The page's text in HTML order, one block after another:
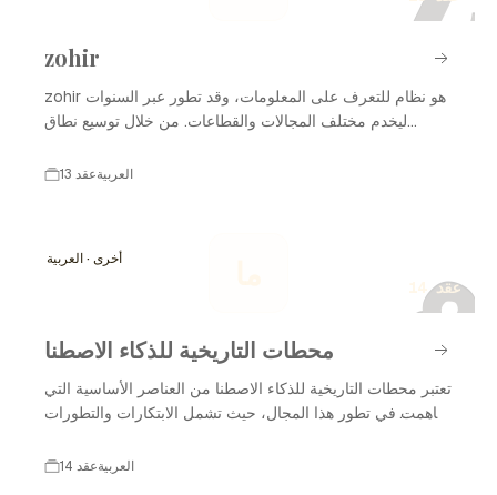
zohir
zohir هو نظام للتعرف على المعلومات، وقد تطور عبر السنوات
ليخدم مختلف المجالات والقطاعات. من خلال توسيع نطاق
نشأت أفكار جديدة وتقنيات مبتكرة لتعزيز فعاليته وقدرته على
13 عقدالعربية
م أخرى · العربية
14 عقد
محطات التاريخية للذكاء الاصطنا
تعتبر محطات التاريخية للذكاء الاصطنا من العناصر الأساسية التي
ساهمت في تطور هذا المجال، حيث تشمل الابتكارات والتطورات
بداياته المبكرة إلى الإنجازات الحديثة، يعكس هذا التاريخ كيف
14 عقدالعربية